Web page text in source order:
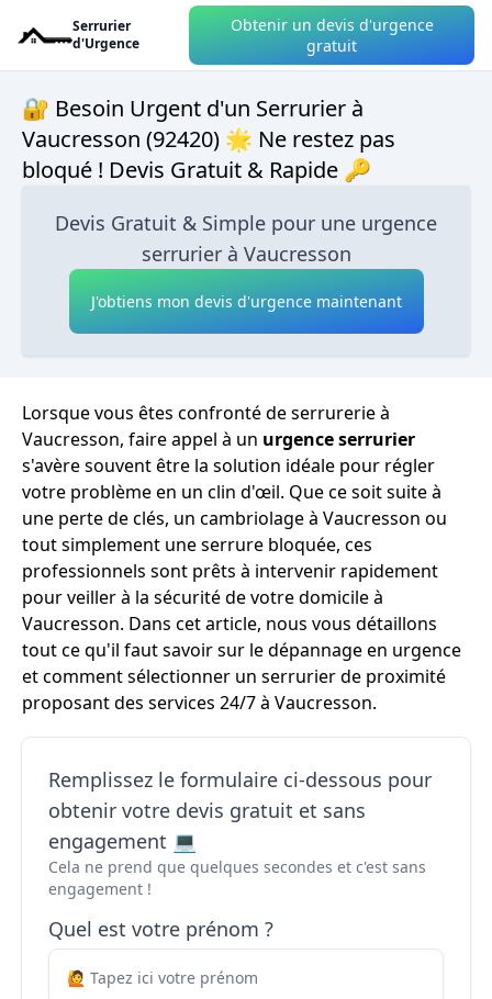
Serrurier
d'Urgence
Obtenir un devis d'urgence
gratuit
🔐 Besoin Urgent d'un Serrurier à
Vaucresson (92420) 🌟 Ne restez pas
bloqué ! Devis Gratuit & Rapide 🔑
Devis Gratuit & Simple pour une urgence
serrurier à Vaucresson
J'obtiens mon devis d'urgence maintenant
Lorsque vous êtes confronté de serrurerie à
Vaucresson, faire appel à un urgence serrurier
s'avère souvent être la solution idéale pour régler
votre problème en un clin d'œil. Que ce soit suite à
une perte de clés, un cambriolage à Vaucresson ou
tout simplement une serrure bloquée, ces
professionnels sont prêts à intervenir rapidement
pour veiller à la sécurité de votre domicile à
Vaucresson. Dans cet article, nous vous détaillons
tout ce qu'il faut savoir sur le dépannage en urgence
et comment sélectionner un serrurier de proximité
proposant des services 24/7 à Vaucresson.
Remplissez le formulaire ci-dessous pour
obtenir votre devis gratuit et sans
engagement 💻
Cela ne prend que quelques secondes et c'est sans
engagement !
Quel est votre prénom ?